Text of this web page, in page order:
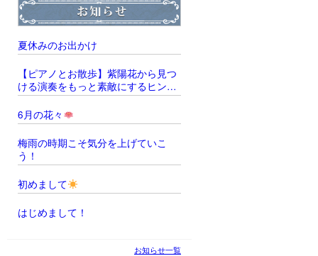
夏休みのお出かけ
【ピアノとお散歩】紫陽花から見つ
ける演奏をもっと素敵にするヒント
̖́‐
6月の花々
梅雨の時期こそ気分を上げていこ
う！
初めまして
はじめまして！
お知らせ一覧